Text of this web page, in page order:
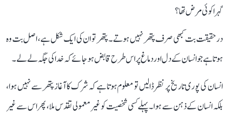
گہرا کوئی مرض تھا؟
درحقیقت بت کبھی صرف پتھر نہیں ہوتے۔ پتھر تو ان کی ایک شکل ہے، اصل بت وہ
ہوتا ہے جو انسان کے دل اور دماغ پر اس طرح قابض ہو جائے کہ خدا کی جگہ لے لے۔
انسان کی پوری تاریخ پر نظر ڈالیں تو معلوم ہوتا ہے کہ شرک کا آغاز پتھر سے نہیں ہوا،
بلکہ انسان کے ذہن سے ہوا۔ پہلے کسی شخصیت کو غیر معمولی تقدس ملا، پھر اس سے غیر